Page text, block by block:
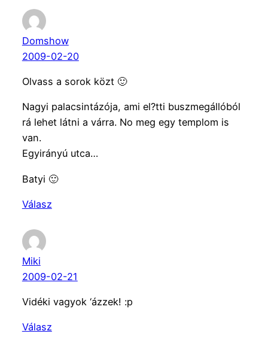
Domshow
2009-02-20
Olvass a sorok közt 🙂
Nagyi palacsintázója, ami el?tti buszmegállóból
rá lehet látni a várra. No meg egy templom is
van.
Egyirányú utca…
Batyi 🙂
Válasz
Miki
2009-02-21
Vidéki vagyok ‘ázzek! :p
Válasz